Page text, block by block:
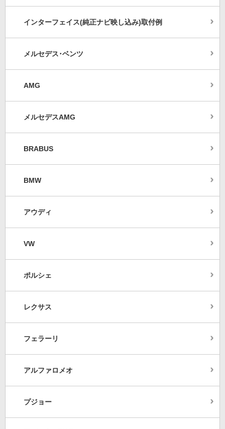
インターフェイス(純正ナビ映し込み)取付例
メルセデス･ベンツ
AMG
メルセデスAMG
BRABUS
BMW
アウディ
VW
ポルシェ
レクサス
フェラーリ
アルファロメオ
プジョー